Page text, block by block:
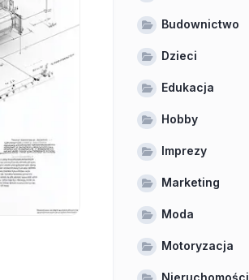
Budownictwo
Dzieci
Edukacja
Hobby
Imprezy
Marketing
Moda
Motoryzacja
Nieruchomości